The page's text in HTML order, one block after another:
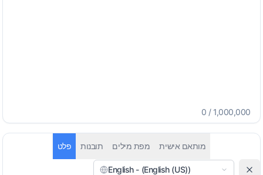
0 / 1,000,000
פלט תובנות מפת מילים מותאם אישית
English - (English (US))